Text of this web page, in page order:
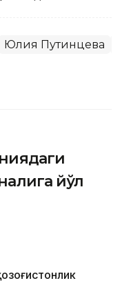
Юлия Путинцева
йўл